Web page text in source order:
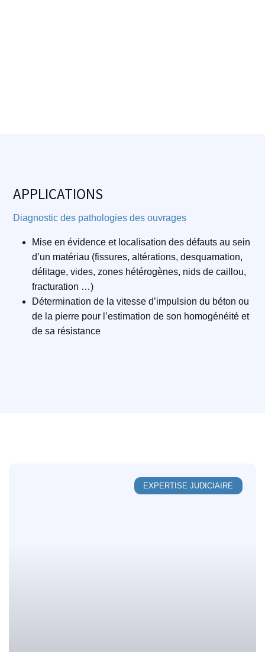
APPLICATIONS
Diagnostic des pathologies des ouvrages
Mise en évidence et localisation des défauts au sein
d’un matériau (fissures, altérations, desquamation,
délitage, vides, zones hétérogènes, nids de caillou,
fracturation …)
Détermination de la vitesse d’impulsion du béton ou
de la pierre pour l’estimation de son homogénéité et
de sa résistance
EXPERTISE JUDICIAIRE